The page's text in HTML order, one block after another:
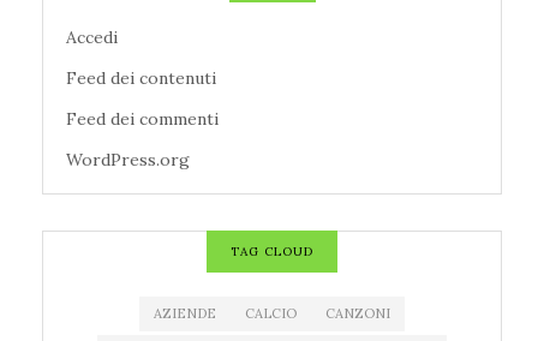
Accedi
Feed dei contenuti
Feed dei commenti
WordPress.org
TAG CLOUD
AZIENDE CALCIO CANZONI